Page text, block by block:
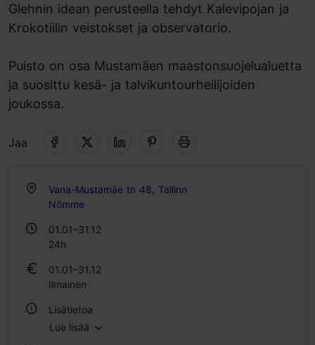
Glehnin idean perusteella tehdyt Kalevipojan ja
Krokotiilin veistokset ja observatorio.
Puisto on osa Mustamäen maastonsuojelualuetta
ja suosittu kesä- ja talvikuntourheilijoiden
joukossa.
Jaa
Vana-Mustamäe tn 48, Tallinn
Nõmme
01.01–31.12
24h
01.01–31.12
Ilmainen
Lisätietoa
Lue lisää